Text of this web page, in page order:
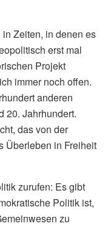
in Zeiten, in denen es
erst mal
Projekt
immer noch offen.
anderen
20. Jahrhundert.
das von der
Überleben in Freiheit
zurufen: Es gibt
Politik ist,
zu